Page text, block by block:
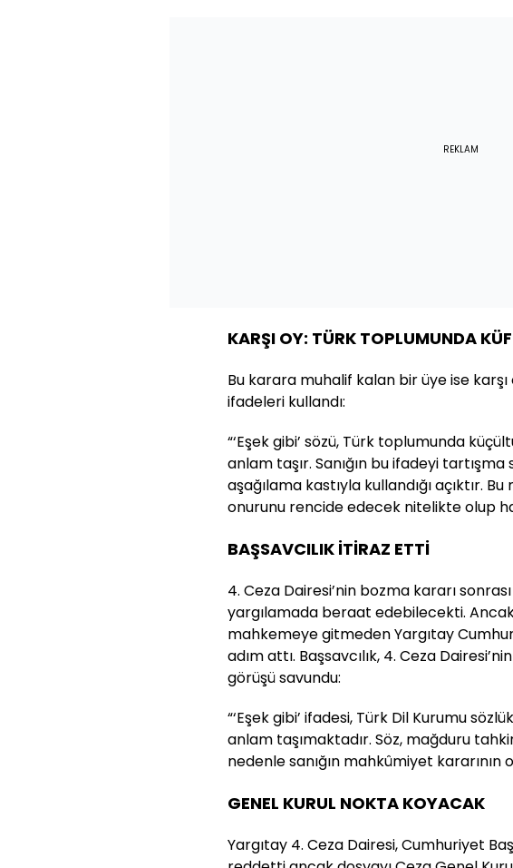
REKLAM
KARŞI OY: TÜRK TOPLUMUNDA
Bu karara muhalif kalan bir üye ise
ifadeleri kullandı:
“‘Eşek gibi’ sözü, Türk toplumunda
anlam taşır. Sanığın bu ifadeyi tartışma
aşağılama kastıyla kullandığı açıktır.
onurunu rencide edecek nitelikte olup
BAŞSAVCILIK İTİRAZ ETTİ
4. Ceza Dairesi’nin bozma kararı
yargılamada beraat edebilecekti.
mahkemeye gitmeden Yargıtay
adım attı. Başsavcılık, 4. Ceza
görüşü savundu:
“‘Eşek gibi’ ifadesi, Türk Dil Kurumu
anlam taşımaktadır. Söz, mağduru
nedenle sanığın mahkûmiyet kararının
GENEL KURUL NOKTA KOYACAK
Yargıtay 4. Ceza Dairesi, Cumhuriyet